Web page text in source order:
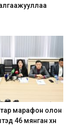
марафон олон
46 мянган хүн